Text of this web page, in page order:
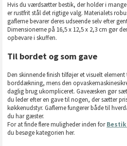
Hvis du værdsætter bestik, der holder i
er rustfrit stål det rigtige valg. Materialets
gaflerne bevarer deres udseende selv efter
Dimensionerne på 16,5 x 12,5 x 2,3 cm gør
opbevare i skuffen.
Til bordet og som gave
Den skinnende finish tilføjer et visuelt element
borddækning, mens den
daglig brug ukompliceret. Gaveæsken gør
du leder efter en gave til nogen, der sætter
køkkenudstyr. Gaflerne fungerer både til
du har gæster.
For at finde flere muligheder inden for
du besøge kategorien her.